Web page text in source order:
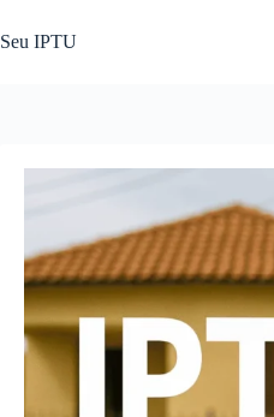
para
o
Seu IPTU